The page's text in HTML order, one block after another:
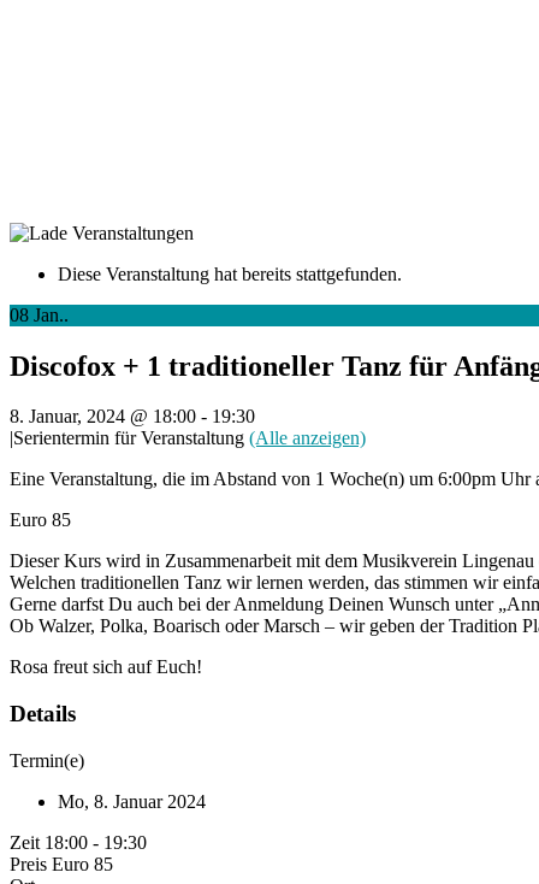
Diese Veranstaltung hat bereits stattgefunden.
08 Jan..
Discofox + 1 traditioneller Tanz für
8. Januar, 2024 @ 18:00 - 19:30
|Serientermin für Veranstaltung (Alle anzeigen)
Eine Veranstaltung, die im Abstand von 1 Woche(n) um 6:00pm
Euro 85
Dieser Kurs wird in Zusammenarbeit mit dem Musikverein Lingenau
Welchen traditionellen Tanz wir lernen werden, das stimmen wir
Gerne darfst Du auch bei der Anmeldung Deinen Wunsch unter
Ob Walzer, Polka, Boarisch oder Marsch – wir geben der Tradition
Rosa freut sich auf Euch!
Details
Termin(e)
Mo, 8. Januar 2024
Zeit 18:00 - 19:30
Preis Euro 85